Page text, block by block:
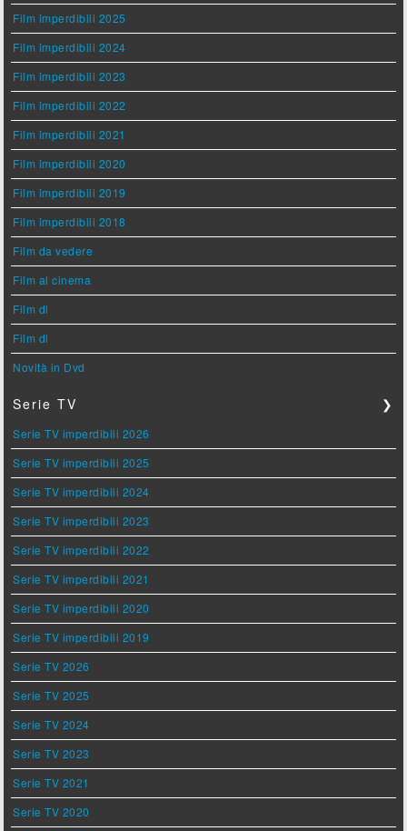
Film imperdibili 2025
Film imperdibili 2024
Film imperdibili 2023
Film imperdibili 2022
Film imperdibili 2021
Film imperdibili 2020
Film imperdibili 2019
Film imperdibili 2018
Film da vedere
Film al cinema
Film di
Film di
Novità in Dvd
Serie TV ❯
Serie TV imperdibili 2026
Serie TV imperdibili 2025
Serie TV imperdibili 2024
Serie TV imperdibili 2023
Serie TV imperdibili 2022
Serie TV imperdibili 2021
Serie TV imperdibili 2020
Serie TV imperdibili 2019
Serie TV 2026
Serie TV 2025
Serie TV 2024
Serie TV 2023
Serie TV 2021
Serie TV 2020